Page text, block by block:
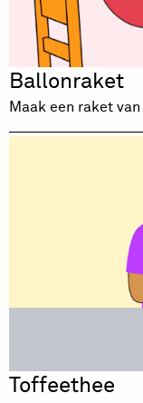
Ballonraket
Maak een raket
Toffeethee